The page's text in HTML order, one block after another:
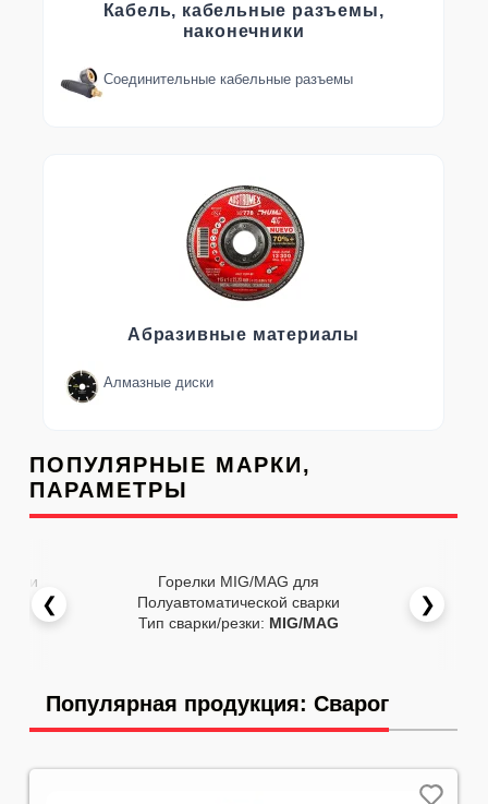
Кабель, кабельные разъемы,
наконечники
Соединительные кабельные разъемы
Абразивные материалы
Алмазные диски
ПОПУЛЯРНЫЕ МАРКИ,
ПАРАМЕТРЫ
❮
Горелки MIG/MAG для
Полуавтоматической сварки
Тип сварки/резки: MIG/MAG
❯
Популярная продукция: Сварог